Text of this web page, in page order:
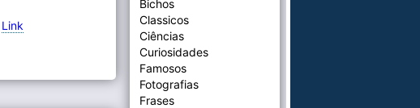
Link
Bichos
Classicos
Ciências
Curiosidades
Famosos
Fotografias
Frases